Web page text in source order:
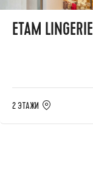
ETAM LINGERIE
2 ЭТАЖИ